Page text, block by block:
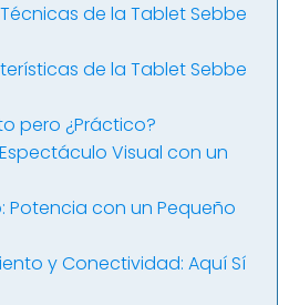
de la Tablet Sebbe
de la Tablet Sebbe
pero ¿Práctico?
Visual con un
Potencia con un Pequeño
y Conectividad: Aquí Sí